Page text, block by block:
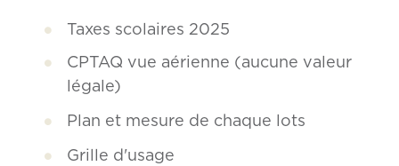
Taxes scolaires 2025
CPTAQ vue aérienne (aucune valeur
légale)
Plan et mesure de chaque lots
Grille d'usage